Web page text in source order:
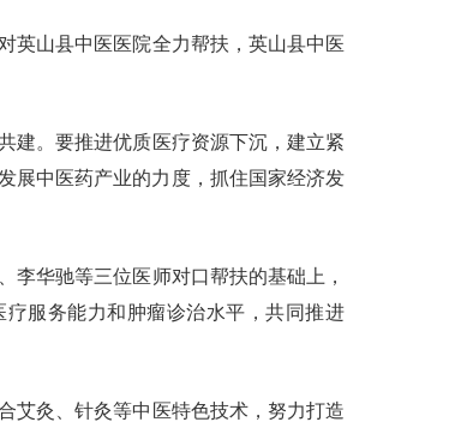
英山县中医医院全力帮扶，英山县中医
建。要推进优质医疗资源下沉，建立紧
展中医药产业的力度，抓住国家经济发
华驰等三位医师对口帮扶的基础上，
服务能力和肿瘤诊治水平，共同推进
艾灸、针灸等中医特色技术，努力打造